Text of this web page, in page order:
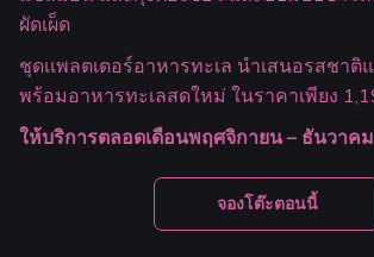
ผัดเผ็ด
ชุดเเพลตเตอร์อาหารทะเล นำเสนอรสชา
พร้อมอาหารทะเลสดใหม่ ในราคาเพียง
ให้บริการตลอดเดือนพฤศจิกายน – ธันวาค
จองโต๊ะตอนนี้เปิด
ใน